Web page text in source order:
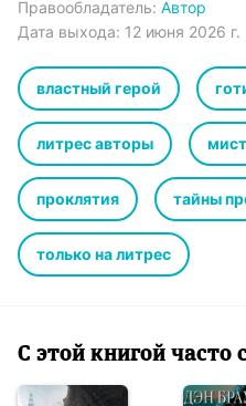
доли. Мире предстоит
странный свет и какую цену
тишина, золото и пугающая
Сможет ли она остаться
частью мрачной
История о том, как легко
дома.
Правообладатель: Автор
Дата выхода: 12 июня 2026 г.
властный герой
литрес авторы
проклятия тайны
только на литрес
С этой книгой